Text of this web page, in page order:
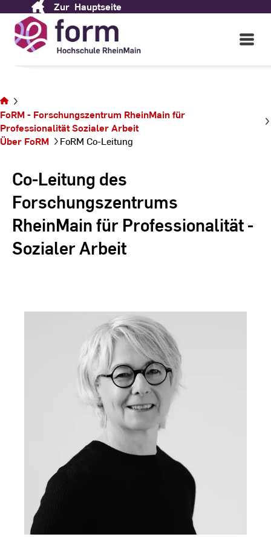
Content
Zur Hauptseite
Open
Main
sich auf
der
Seite
FoRM
FoRM - Forschungszentrum RheinMain für
Professionalität ­Sozialer ­Arbeit
Über FoRM
FoRM Co-Leitung
Co-Leitung des
Forschungszentrums
RheinMain für Professionalität ­
Sozialer ­Arbeit